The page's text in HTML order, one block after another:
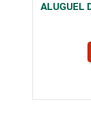
ALUGUEL